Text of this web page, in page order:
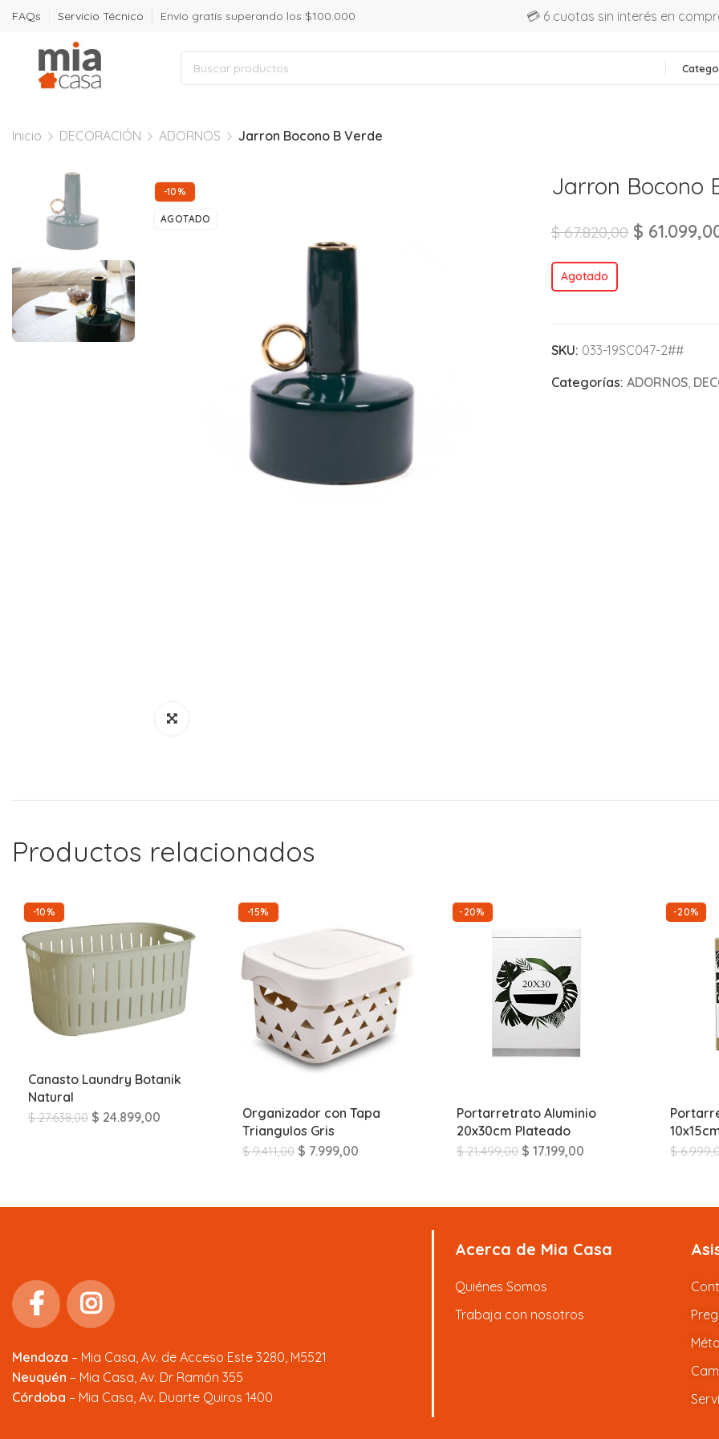
FAQs Servicio Técnico Envío gratís superando los $100.000 💳 6 cuotas sin interés en
Inicio DECORACIÓN ADORNOS Jarron Bocono B Verde
-10%
AGOTADO
Jarron Bocono
$67.820,00 $
Agotado
SKU: 033-19SC047-2##
Categorías: ADORNOS
Productos relacionados
-10%
Canasto Laundry Botanik
Natural
$27.638,00 $ 24.899,00
-15%
Organizador con Tapa
Triangulos Gris
$9.411,00 $ 7.999,00
-20%
Portarretrato Aluminio
20x30cm Plateado
$21.499,00 $ 17.199,00
-20%
$
Mendoza – Mia Casa, Av. de Acceso Este 3280, M5521
Neuquén – Mia Casa, Av. Dr Ramón 355
Córdoba – Mia Casa, Av. Duarte Quiros 1400
Acerca de Mia Casa
Quiénes Somos
Trabaja con nosotros